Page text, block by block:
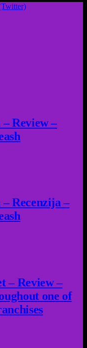
Review –
Recenzija –
– Review –
one of